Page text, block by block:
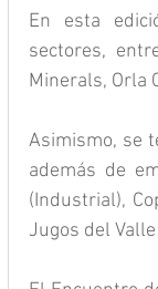
En esta
sectores,
Minerals, Orla
Asimismo, se
además de
(Industrial),
Jugos del